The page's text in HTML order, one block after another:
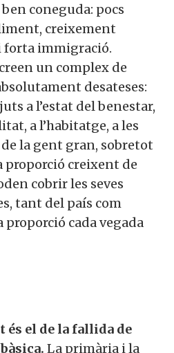
ben coneguda: pocs
creixement
immigració.
un complex de
desateses:
a l’estat del benestar,
a l’habitatge, a les
la gent gran, sobretot
proporció creixent de
cobrir les seves
tant del país com
cada vegada
és el de la fallida de
La primària i la